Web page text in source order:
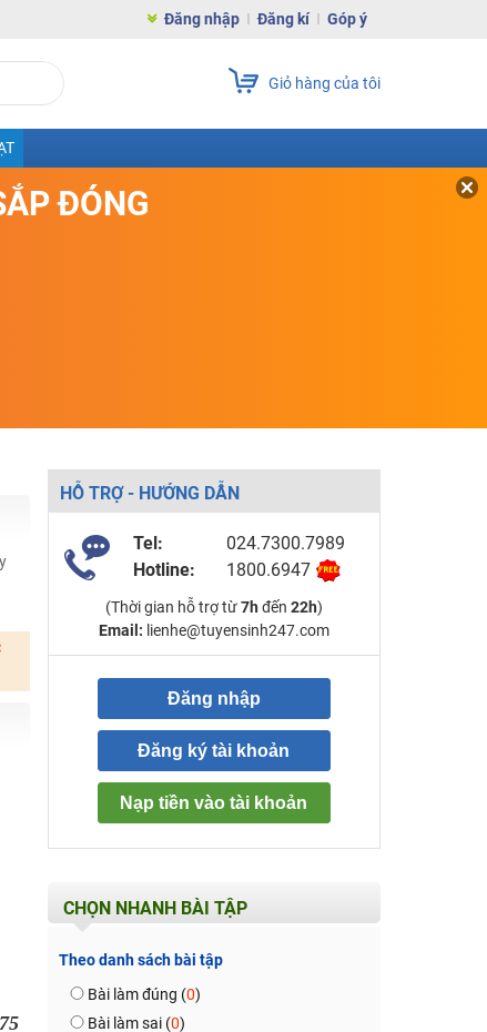
Đăng nhập Đăng kí Góp ý
Giỏ hàng của tôi
ĐÓNG
HỖ TRỢ - HƯỚNG DẪN
Tel:
024.7300.7989
Hotline:
1800.6947
(Thời gian hỗ trợ từ7h đến 22h)
Email: lienhe@tuyensinh247.com
Đăng nhập
Đăng ký tài khoản
Nạp tiền vào tài khoản
CHỌN NHANH BÀI TẬP
Theo danh sách bài tập
Bài làm đúng (0)
Bài làm sai (0)